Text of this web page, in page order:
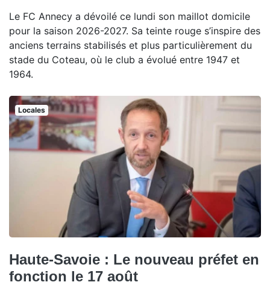
Le FC Annecy a dévoilé ce lundi son maillot domicile
pour la saison 2026-2027. Sa teinte rouge s’inspire des
anciens terrains stabilisés et plus particulièrement du
stade du Coteau, où le club a évolué entre 1947 et
1964.
Locales
Haute-Savoie : Le nouveau préfet en
fonction le 17 août